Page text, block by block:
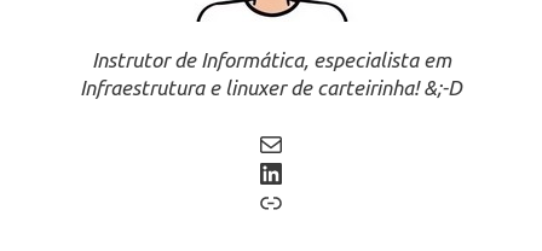
Instrutor de Informática, especialista em
Infraestrutura e linuxer de carteirinha! &;-D
Mail
LinkedIn
Link